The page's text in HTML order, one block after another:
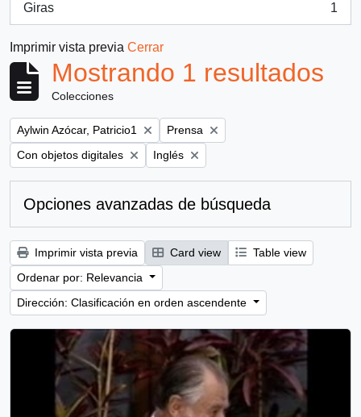
Giras
, 1 resultados
1
Imprimir vista previa Cerrar
Mostrando 1 resultados
Colecciones
Remove filter:
Aylwin Azócar, Patricio1 Remove filter:
Prensa
Remove filter:
Con objetos digitales Remove filter:
Inglés
Opciones avanzadas de búsqueda
Imprimir vista previa Card view
Table view
Ordenar por: Relevancia
Dirección: Clasificación en orden ascendente